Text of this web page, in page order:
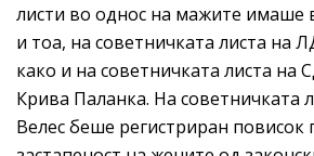
листи во однос на мажите имаше
и тоа, на советничката листа на
како и на советничката листа на
Крива Паланка. На советничката
Велес беше регистриран повисок